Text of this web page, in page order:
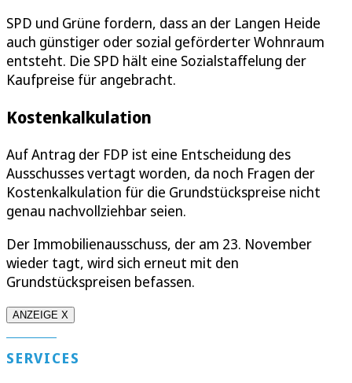
SPD und Grüne fordern, dass an der Langen Heide
auch günstiger oder sozial geförderter Wohnraum
entsteht. Die SPD hält eine Sozialstaffelung der
Kaufpreise für angebracht.
Kostenkalkulation
Auf Antrag der FDP ist eine Entscheidung des
Ausschusses vertagt worden, da noch Fragen der
Kostenkalkulation für die Grundstückspreise nicht
genau nachvollziehbar seien.
Der Immobilienausschuss, der am 23. November
wieder tagt, wird sich erneut mit den
Grundstückspreisen befassen.
ANZEIGE X
SERVICES